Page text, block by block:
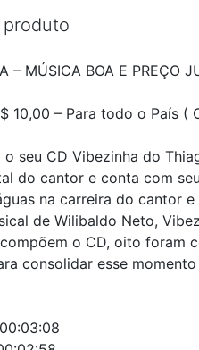
produto
– MÚSICA BOA E PREÇO
10,00 – Para todo o País (
o seu CD Vibezinha do
do cantor e conta com
na carreira do cantor
de Wilibaldo Neto,
o CD, oito foram
consolidar esse